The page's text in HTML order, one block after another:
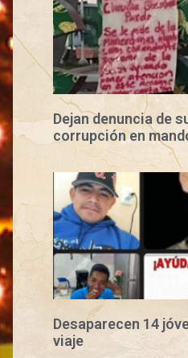
Dejan denuncia de
corrupción en
Desaparecen 14
viaje